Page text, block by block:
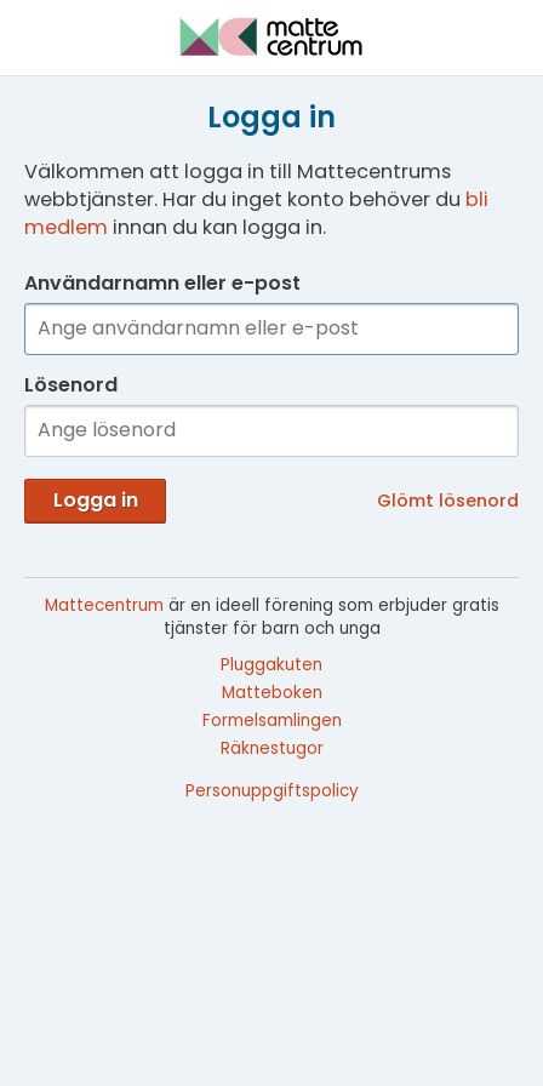
Logga in
Välkommen att logga in till Mattecentrums
webbtjänster. Har du inget konto behöver du bli
medlem innan du kan logga in.
Användarnamn eller e-post
Lösenord
Logga in Glömt lösenord
Mattecentrum är en ideell förening som erbjuder gratis
tjänster för barn och unga
Pluggakuten
Matteboken
Formelsamlingen
Räknestugor
Personuppgiftspolicy